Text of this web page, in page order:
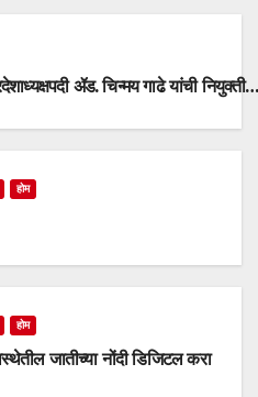
ॲड. चिन्मय गाढे यांची नियुक्ती…
होम
होम
जातीच्या नोंदी डिजिटल करा